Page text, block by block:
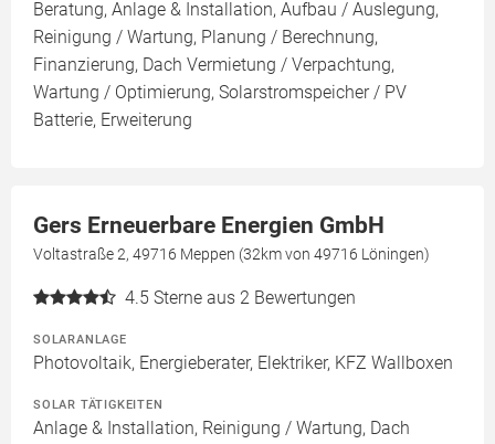
Beratung, Anlage & Installation, Aufbau / Auslegung,
Reinigung / Wartung, Planung / Berechnung,
Finanzierung, Dach Vermietung / Verpachtung,
Wartung / Optimierung, Solarstromspeicher / PV
Batterie, Erweiterung
Gers Erneuerbare Energien GmbH
Voltastraße 2, 49716 Meppen (32km von 49716 Löningen)
4.5 Sterne aus 2 Bewertungen
SOLARANLAGE
Photovoltaik, Energieberater, Elektriker, KFZ Wallboxen
SOLAR TÄTIGKEITEN
Anlage & Installation, Reinigung / Wartung, Dach